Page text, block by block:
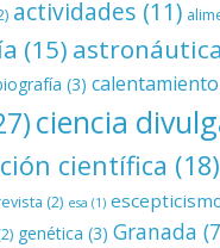
actividades (11)
(15) astronáutica
(3)
ciencia
científica (18)
(2) esa (1)
genética (3) Granada